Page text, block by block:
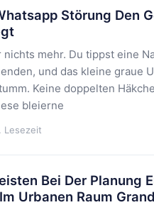
Störung Den
nichts mehr. Du tippst eine
und das kleine graue
Keine doppelten
bleierne
Lesezeit
Bei Der Planung
Urbanen Raum